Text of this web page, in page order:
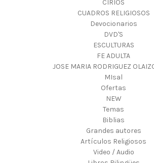
CIRIOS
CUADROS RELIGIOSOS
Devocionarios
DVD'S
ESCULTURAS
FE ADULTA
JOSE MARIA RODRIGUEZ
MIsal
Ofertas
NEW
Temas
Biblias
Grandes autores
Artículos Religiosos
Video / Audio